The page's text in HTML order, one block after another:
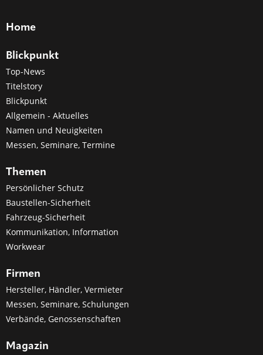
Home
Blickpunkt
Top-News
Titelstory
Blickpunkt
Allgemein - Aktuelles
Namen und Neuigkeiten
Messen, Seminare, Termine
Themen
Persönlicher Schutz
Baustellen-Sicherheit
Fahrzeug-Sicherheit
Kommunikation, Information
Workwear
Firmen
Hersteller, Händler, Vermieter
Messen, Seminare, Schulungen
Verbände, Genossenschaften
Magazin